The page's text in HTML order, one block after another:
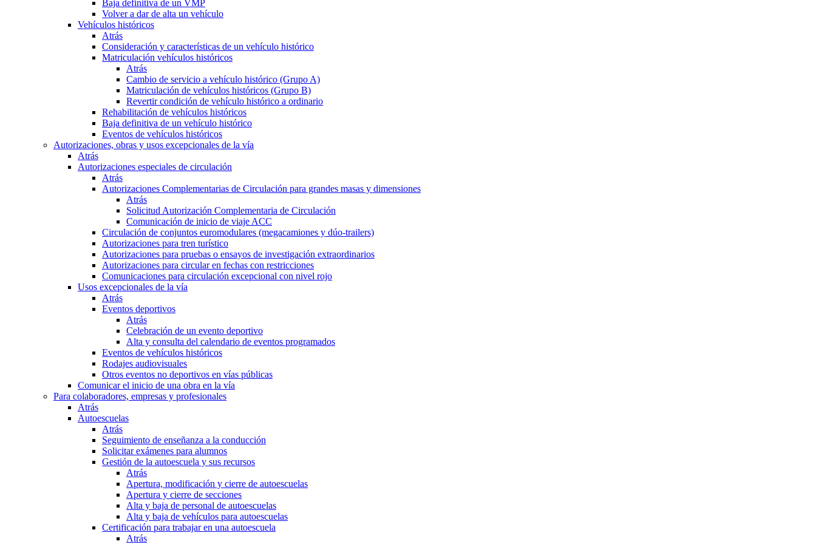
Baja definitiva de un VMP
Volver a dar de alta un vehículo
Vehículos históricos
Atrás
Consideración y características de un vehículo histórico
Matriculación vehículos históricos
Atrás
Cambio de servicio a vehículo histórico (Grupo A)
Matriculación de vehículos históricos (Grupo B)
Revertir condición de vehículo histórico a ordinario
Rehabilitación de vehículos históricos
Baja definitiva de un vehículo histórico
Eventos de vehículos históricos
Autorizaciones, obras y usos excepcionales de la vía
Atrás
Autorizaciones especiales de circulación
Atrás
Autorizaciones Complementarias de Circulación para grandes masas y dimensiones
Atrás
Solicitud Autorización Complementaria de Circulación
Comunicación de inicio de viaje ACC
Circulación de conjuntos euromodulares (megacamiones y dúo-trailers)
Autorizaciones para tren turístico
Autorizaciones para pruebas o ensayos de investigación extraordinarios
Autorizaciones para circular en fechas con restricciones
Comunicaciones para circulación excepcional con nivel rojo
Usos excepcionales de la vía
Atrás
Eventos deportivos
Atrás
Celebración de un evento deportivo
Alta y consulta del calendario de eventos programados
Eventos de vehículos históricos
Rodajes audiovisuales
Otros eventos no deportivos en vías públicas
Comunicar el inicio de una obra en la vía
Para colaboradores, empresas y profesionales
Atrás
Autoescuelas
Atrás
Seguimiento de enseñanza a la conducción
Solicitar exámenes para alumnos
Gestión de la autoescuela y sus recursos
Atrás
Apertura, modificación y cierre de autoescuelas
Apertura y cierre de secciones
Alta y baja de personal de autoescuelas
Alta y baja de vehículos para autoescuelas
Certificación para trabajar en una autoescuela
Atrás